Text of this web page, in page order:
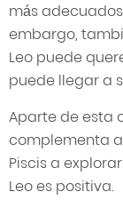
más
embargo,
Leo puede
puede llegar a
Aparte de esta
complementa a
Piscis a
Leo es positiva.